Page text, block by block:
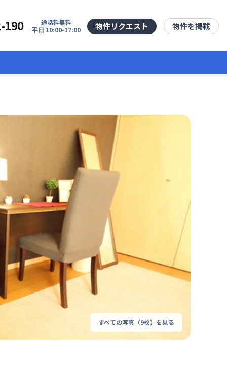
190
通話料無料
平日 10:00-17:00
物件リクエスト 物件を掲載
すべての写真（9枚）を見る